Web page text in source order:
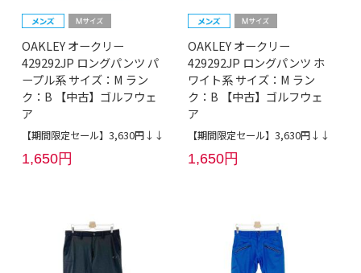
OAKLEY オークリー
429292JP ロングパンツ パ
ープル系 サイズ：M ラン
ク：B 【中古】ゴルフウェ
ア
【期間限定セール】3,630円↓↓
1,650円
OAKLEY オークリー
429292JP ロングパンツ ホ
ワイト系 サイズ：M ラン
ク：B 【中古】ゴルフウェ
ア
【期間限定セール】3,630円↓↓
1,650円